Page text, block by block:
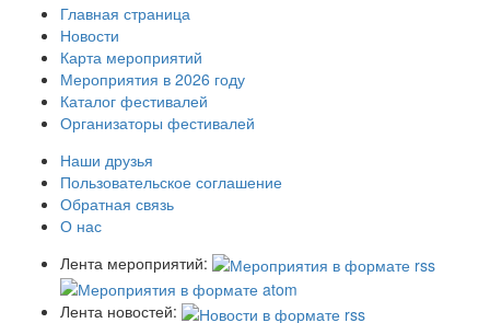
Главная страница
Новости
Карта мероприятий
Мероприятия в 2026 году
Каталог фестивалей
Организаторы фестивалей
Наши друзья
Пользовательское соглашение
Обратная связь
О нас
Лента мероприятий:
Лента новостей: